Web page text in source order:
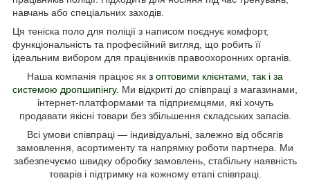
навчань або спеціальних заходів.
Ця теніска поло для поліції з написом поєднує комфорт,
функціональність та професійний вигляд, що робить її
ідеальним вибором для працівників правоохоронних органів.
Наша компанія працює як з оптовими клієнтами, так і за
системою дропшипінгу. Ми відкриті до співпраці з магазинами,
інтернет-платформами та підприємцями, які хочуть
продавати якісні товари без збільшення складських запасів.
Всі умови співпраці — індивідуальні, залежно від обсягів
замовлення, асортименту та напрямку роботи партнера. Ми
забезпечуємо швидку обробку замовлень, стабільну наявність
товарів і підтримку на кожному етапі співпраці.